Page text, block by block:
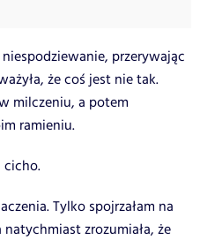
przerywając
że coś jest nie tak.
milczeniu, a potem
ramieniu.
cicho.
Tylko spojrzałam na
zrozumiała, że